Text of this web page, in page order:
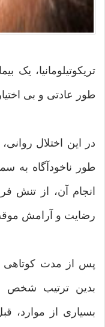
تریکوتیلومانیا،
طور عادتی و بی
در این اختلال
طور ناخودآگاه به
انجام آن، از تنش
رضایت و آرامش
پس از مدت کوتاهی
بدین ترتیب شخص
بسیاری از موارد،